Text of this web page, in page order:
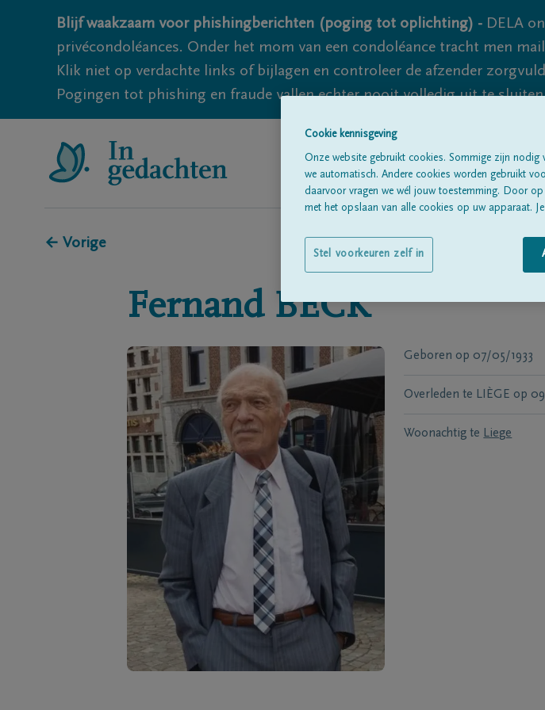
Blijf waakzaam voor phishingberichten (poging tot oplichting) - DELA
privécondoléances. Onder het mom van een condoléance tracht men
Klik niet op verdachte links of bijlagen en controleer de afzender
Pogingen tot phishing en fraude vallen echter nooit volledig uit te
← Vorige
Fernand BECK
Geboren op 07/05/1933
Overleden te LIÈGE op
Woonachtig te Liege
Cookie kennisgeving
Onze website gebruikt cookies. Sommige zijn nodig
we automatisch. Andere cookies worden gebruikt
daarvoor vragen we wél jouw toestemming. Door
met het opslaan van alle cookies op uw apparaat.
Stel voorkeuren zelf in